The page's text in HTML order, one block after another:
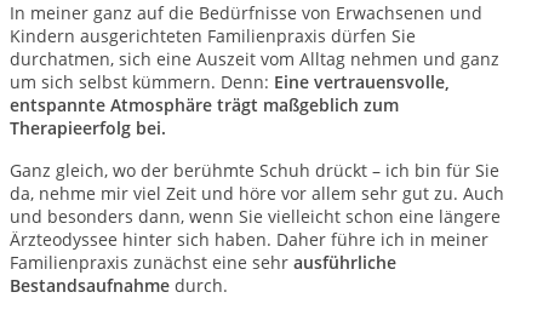
In meiner ganz auf die Bedürfnisse von Erwachsenen und
Kindern ausgerichteten Familienpraxis dürfen Sie
durchatmen, sich eine Auszeit vom Alltag nehmen und ganz
um sich selbst kümmern. Denn: Eine vertrauensvolle,
entspannte Atmosphäre trägt maßgeblich zum
Therapieerfolg bei.
Ganz gleich, wo der berühmte Schuh drückt – ich bin für Sie
da, nehme mir viel Zeit und höre vor allem sehr gut zu. Auch
und besonders dann, wenn Sie vielleicht schon eine längere
Ärzteodyssee hinter sich haben. Daher führe ich in meiner
Familienpraxis zunächst eine sehr ausführliche
Bestandsaufnahme durch.